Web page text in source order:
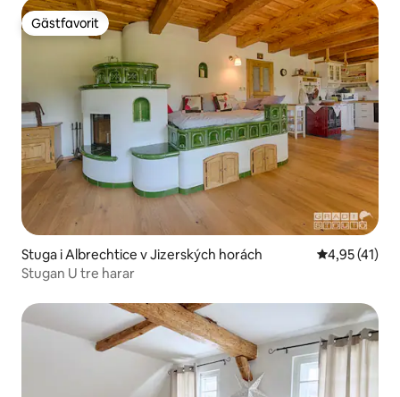
Gästfavorit
Gästfavorit
Stuga i Albrechtice v Jizerských horách 4,95 av 5 i
4,95 (41)
Stugan U tre harar